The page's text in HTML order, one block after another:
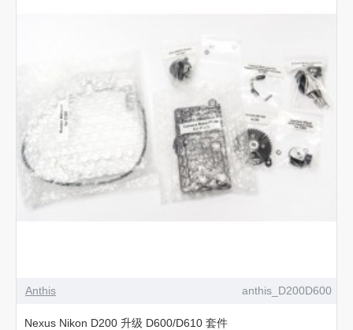
Anthis anthis_D200D600
Nexus Nikon D200 升级 D600/D610 套件